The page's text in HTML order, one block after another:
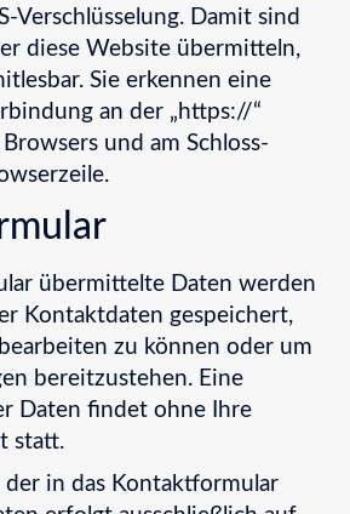
Verschlüsselung. Damit sind
diese Website übermitteln,
Sie erkennen eine
an der „https://“
und am Schloss-
übermittelte Daten werden
Kontaktdaten gespeichert,
zu können oder um
bereitzustehen. Eine
Daten findet ohne Ihre
statt.
der in das Kontaktformular